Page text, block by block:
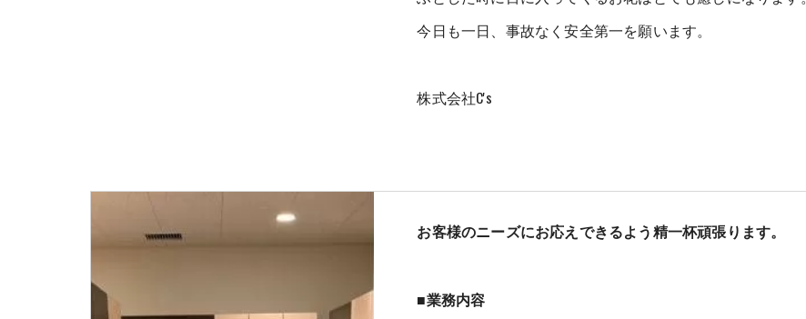
今日も一日、事故なく安全第一を願います。
株式会社C's
お客様のニーズにお応えできるよう精一杯頑張ります。
■業務内容